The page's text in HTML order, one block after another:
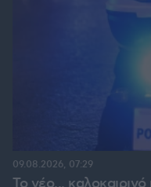
09.08.2026, 07:29